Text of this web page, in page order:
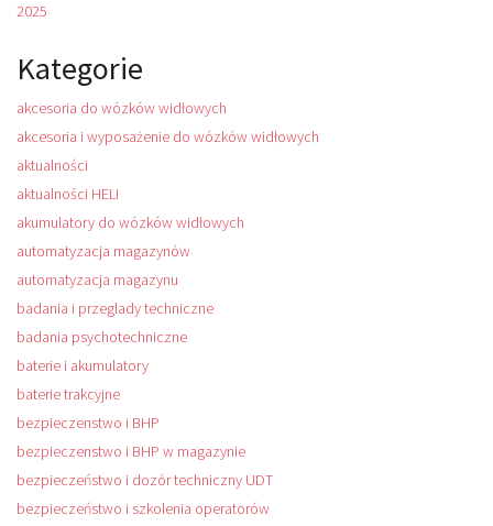
2025
Kategorie
akcesoria do wózków widłowych
akcesoria i wyposażenie do wózków widłowych
aktualności
aktualności HELI
akumulatory do wózków widłowych
automatyzacja magazynów
automatyzacja magazynu
badania i przeglady techniczne
badania psychotechniczne
baterie i akumulatory
baterie trakcyjne
bezpieczenstwo i BHP
bezpieczenstwo i BHP w magazynie
bezpieczeństwo i dozór techniczny UDT
bezpieczeństwo i szkolenia operatorów